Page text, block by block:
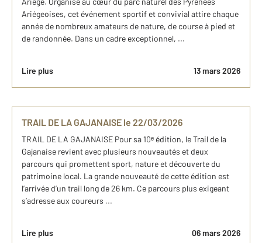
Ariégeoises, cet événement sportif et convivial attire chaque
année de nombreux amateurs de nature, de course à pied et
de randonnée. Dans un cadre exceptionnel, ...
Lire plus 13 mars 2026
TRAIL DE LA GAJANAISE le 22/03/2026
TRAIL DE LA GAJANAISE Pour sa 10ᵉ édition, le Trail de la
Gajanaise revient avec plusieurs nouveautés et deux
parcours qui promettent sport, nature et découverte du
patrimoine local. La grande nouveauté de cette édition est
l’arrivée d’un trail long de 26 km. Ce parcours plus exigeant
s’adresse aux coureurs ...
Lire plus 06 mars 2026